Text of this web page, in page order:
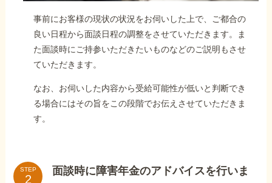
事前にお客様の現状の状況をお伺いした上で、ご都合の
良い日程から面談日程の調整をさせていただきます。ま
た面談時にご持参いただきたいものなどのご説明もさせ
ていただきます。
なお、お伺いした内容から受給可能性が低いと判断でき
る場合にはその旨をこの段階でお伝えさせていただきま
す。
STEP
面談時に障害年金のアドバイスを行いま